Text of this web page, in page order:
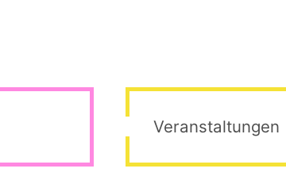
Veranstaltungen